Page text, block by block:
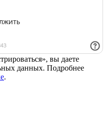
вы даете
данных. Подробнее
.